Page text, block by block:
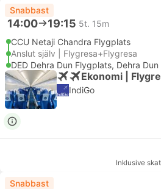
Snabbast
14:00 19:15 5t. 15m
CCU Netaji Chandra Flygplats
Anslut själv | Flygresa+Flygresa
DED Dehra Dun Flygplats, Dehra Dun
Ekonomi |
IndiGo
Inklusive
Snabbast